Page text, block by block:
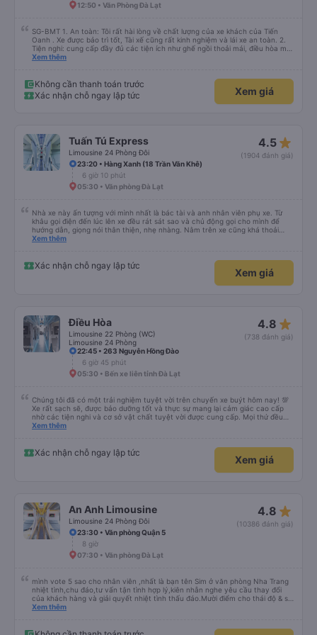
12:50 • Văn Phòng Đà Lạt
SG-BMT 1. An toàn: Tôi rất hài lòng về chất lượng của xe khách của Tiến
Oanh . Xe được bảo trì tốt, Tài xế cũng rất kinh nghiệm và lái xe an toàn. 2.
Tiện nghi: cung cấp đầy đủ các tiện ích như ghế ngồi thoải mái, điều hòa mát
mẻ, wifi tốc độ cao và cổng sạc điện thoại di động. 3. Thời gian và độ chính
lượng và tiện ích được cung cấp. 5. Thái độ phục vụ: Nhân viên và tài xế rất
nhiệt tình, chu đáo và tôn trọng khách hàng. Tôi cảm thấy rất thoải mái và
hài lòng với các dịch vụ mà họ cung cấp. Dịch vụ của họ đáp ứng đầy đủ
Xem thêm
Không cần thanh toán trước
Xác nhận chỗ ngay lập tức
Xem giá
Tuấn Tú Express
Limousine 24 Phòng Đôi
4.5 star_rate
(1904 đánh giá)
23:20 • Hàng Xanh (18 Trần Văn Khê)
6 giờ 10 phút
05:30 • Văn phòng Đà Lạt
Nhà xe này ấn tượng với mình nhất là bác tài và anh nhân viên phụ xe. Từ
khâu gọi điện đến lúc lên xe đều rát sát sao và chủ động gọi cho mình để
hướng dẫn, giọng nói thân thiện, nhẹ nhàng. Nằm trên xe cũng khá thoải
mái, chăn nệm nước suối đầy đủ. Chuyến xe của mình hầu hết là các cô bác
nhưng các anh hướng dẫn mình xuống ở đây không có ma nào dám chở đâu
( vì đây là địa bàn của thế lực xe ôm ngầm, dân chơi cỏ kẹo ke...) Và thế là
Xem thêm
Xác nhận chỗ ngay lập tức
Xem giá
Điều Hòa
Limousine 22 Phòng (WC)
Limousine 24 Phòng
4.8 star_rate
(738 đánh giá)
22:45 • 263 Nguyễn Hồng Đào
6 giờ 45 phút
05:30 • Bến xe liên tỉnh Đà Lạt
Chúng tôi đã có một trải nghiệm tuyệt vời trên chuyến xe buýt hôm nay! 💯
Xe rất sạch sẽ, được bảo dưỡng tốt và thực sự mang lại cảm giác cao cấp
nhờ các tiện nghi và cơ sở vật chất tuyệt vời được cung cấp. Mọi thứ đều
thoải mái và ngăn nắp. Nhân viên và tài xế rất tốt bụng, hữu ích và chu đáo,
đối với tôi và gia đình. Chúng tôi rất vui và hài lòng từ đầu đến cuối. Rất đáng
giới thiệu! 💛 Về ứng dụng, nó rất dễ sử dụng, thân thiện với người dùng và
tiện lợi khi đặt chuyến đi của chúng tôi. Mọi thứ đều diễn ra suôn sẻ!
Xem thêm
Xác nhận chỗ ngay lập tức
Xem giá
An Anh Limousine
Limousine 24 Phòng Đôi
4.8 star_rate
(10386 đánh giá)
23:30 • Văn phòng Quận 5
8 giờ
07:30 • Văn phòng Đà Lạt
mình vote 5 sao cho nhân viên ,nhất là bạn tên Sim ở văn phòng Nha Trang
nhiệt tình,chu đáo,tư vấn tận tình hợp lý,kiên nhẫn nghe yêu cầu thay đổi
của khách hàng và giải quyết nhiệt tình thấu đáo.Mười điểm cho thái độ & sự
chuyên nghiệp của bạn Sim. Mình ấn tượng với bạn Sim và có hỏi thăm tài xế
chuyện nhẹ nhàng và rất ok,Về thái độ nhân viên &tài xế thì mình chắc chắn
Xem thêm